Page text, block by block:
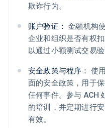
欺诈行为。
账户验证： 金融机构
企业和组织是否有权
以通过小额测试交易
安全政策与程序： 使
面的安全政策，用于
任何事件。参与 ACH
的培训，并定期进行
有效。